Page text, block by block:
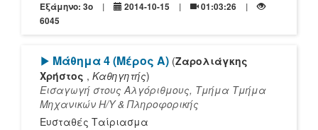
Εξάμηνο: 3o 2014-10-15
01:03:26
6045
[Play]
Μάθημα 4 (Μέρος Α) (Ζαρολιάγκης
Χρήστος , Καθηγητής)
Εισαγωγή στους Αλγόριθμους, Τμήμα Τμήμα
Mηχανικών Η/Υ & Πληροφορικής
Ευσταθές Ταίριασμα